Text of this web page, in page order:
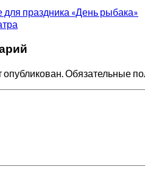
праздника «День рыбака»
Обязательные